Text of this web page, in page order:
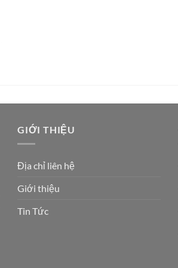
GIỚI THIỆU
Địa chỉ liên hệ
Giới thiệu
Tin Tức